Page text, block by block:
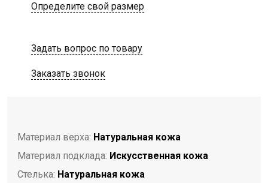
Определите свой размер
Задать вопрос по товару
Заказать звонок
Материал верха: Натуральная кожа
Материал подклада: Искусственная кожа
Стелька: Натуральная кожа